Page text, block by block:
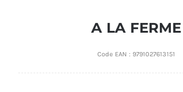
A LA FERME
Code EAN : 9791027613151